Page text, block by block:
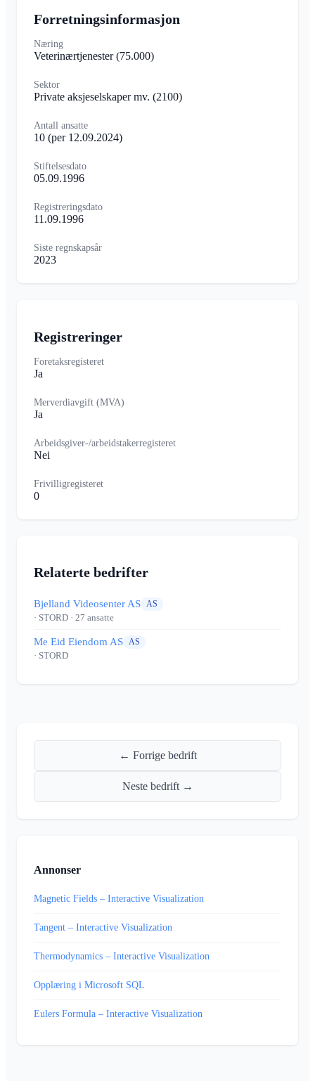
Forretningsinformasjon
Næring
Veterinærtjenester(75.000)
Sektor
Private aksjeselskaper mv. (2100)
Antall ansatte
10 (per 12.09.2024)
Stiftelsesdato
05.09.1996
Registreringsdato
11.09.1996
Siste regnskapsår
2023
Registreringer
Foretaksregisteret
Ja
Merverdiavgift (MVA)
Ja
Arbeidsgiver-/arbeidstakerregisteret
Nei
Frivilligregisteret
0
Relaterte bedrifter
Bjelland Videosenter AS AS
· STORD · 27 ansatte
Me Eid Eiendom AS AS
· STORD
← Forrige bedrift
Neste bedrift →
Annonser
Magnetic Fields – Interactive Visualization
Tangent – Interactive Visualization
Thermodynamics – Interactive Visualization
Opplæring i Microsoft SQL
Eulers Formula – Interactive Visualization